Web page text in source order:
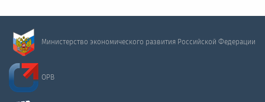
Министерство экономического развития Российской Федерации
ОРВ